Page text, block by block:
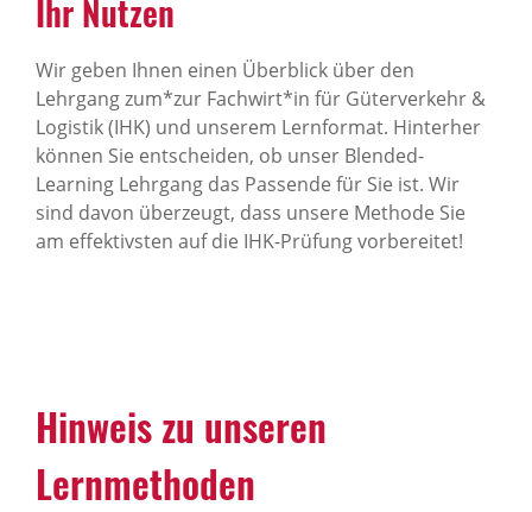
Ihr Nutzen
Wir geben Ihnen einen Überblick über den
Lehrgang zum*zur Fachwirt*in für Güterverkehr &
Logistik (IHK) und unserem Lernformat. Hinterher
können Sie entscheiden, ob unser Blended-
Learning Lehrgang das Passende für Sie ist. Wir
sind davon überzeugt, dass unsere Methode Sie
am effektivsten auf die IHK-Prüfung vorbereitet!
Hinweis zu unseren
Lernmethoden